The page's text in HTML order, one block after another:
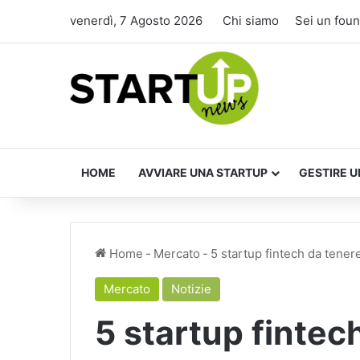
venerdì, 7 Agosto 2026 Chi siamo Sei un
HOME AVVIARE UNA STARTUP GESTIRE
Home - Mercato - 5 startup fintech da
Mercato Notizie
5 startup